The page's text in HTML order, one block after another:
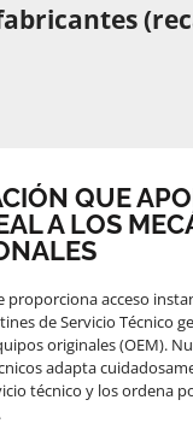
QUE
A LOS
proporciona acceso
de Servicio Técnico
originales (OEM).
adapta
técnico y los ordena